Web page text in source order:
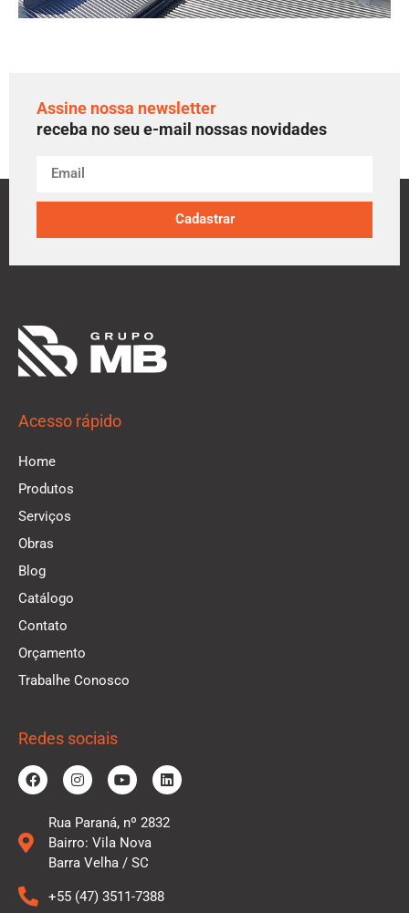
Assine nossa newsletter
receba no seu e-mail nossas novidades
Cadastrar
Acesso rápido
Home
Produtos
Serviços
Obras
Blog
Catálogo
Contato
Orçamento
Trabalhe Conosco
Redes sociais
Rua Paraná, nº 2832
Bairro: Vila Nova
Barra Velha / SC
+55 (47) 3511-7388